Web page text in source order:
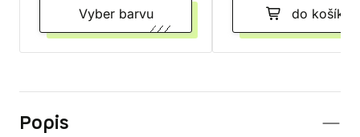
Vyber barvu do košíku
Popis